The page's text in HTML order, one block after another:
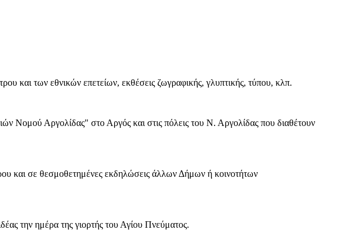
και των εθνικών επετείων, εκθέσεις ζωγραφικής, γλυπτικής, τύπου, κλπ.
Νομού Αργολίδας" στο Αργός και στις πόλεις του Ν. Αργολίδας που διαθέτουν
και σε θεσμοθετημένες εκδηλώσεις άλλων Δήμων ή κοινοτήτων
την ημέρα της γιορτής του Αγίου Πνεύματος.